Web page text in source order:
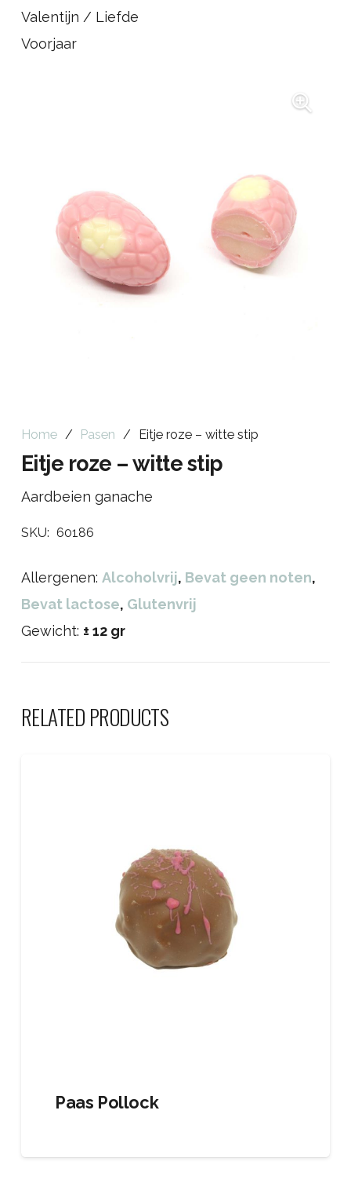
Valentijn / Liefde
Voorjaar
Home / Pasen / Eitje roze – witte stip
Eitje roze – witte stip
Aardbeien ganache
SKU: 60186
Allergenen: Alcoholvrij, Bevat geen noten,
Bevat lactose, Glutenvrij
Gewicht: ± 12 gr
RELATED PRODUCTS
Paas Pollock